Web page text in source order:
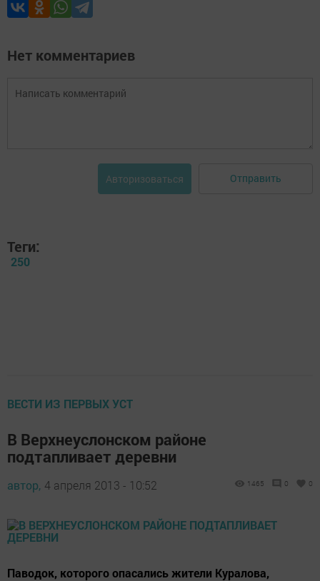
Нет комментариев
Авторизоваться Отправить
Теги:
250
ВЕСТИ ИЗ ПЕРВЫХ УСТ
В Верхнеуслонском районе
подтапливает деревни
автор, 4 апреля 2013 - 10:52 1465 0 0
Паводок, которого опасались жители Куралова,